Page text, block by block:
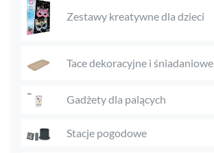
Zestawy kreatywne dla dzieci
Tace dekoracyjne i śniadaniowe
Gadżety dla palących
Stacje pogodowe